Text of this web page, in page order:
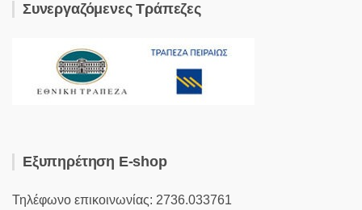
Συνεργαζόμενες Τράπεζες
Εξυπηρέτηση E-shop
Τηλέφωνο επικοινωνίας: 2736.033761